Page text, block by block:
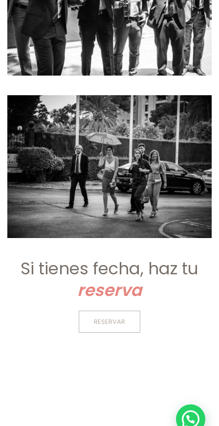
Si tienes fecha, haz tu
reserva
RESERVAR